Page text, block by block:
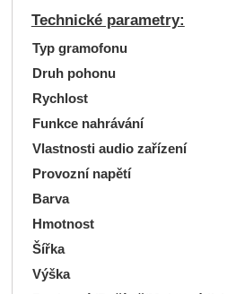
Technické parametry:
Typ gramofonu
Druh pohonu
Rychlost
Funkce nahrávání
Vlastnosti audio zařízení
Provozní napětí
Barva
Hmotnost
Šířka
Výška